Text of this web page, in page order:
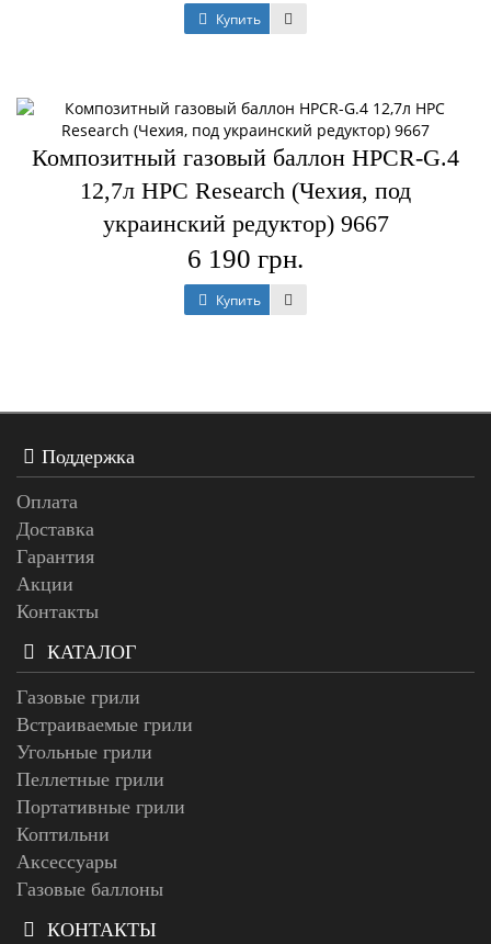
Купить
Композитный газовый баллон HPCR-G.4
12,7л HPC Research (Чехия, под
украинский редуктор) 9667
6 190 грн.
Купить
Поддержка
Оплата
Доставка
Гарантия
Акции
Контакты
КАТАЛОГ
Газовые грили
Встраиваемые грили
Угольные грили
Пеллетные грили
Портативные грили
Коптильни
Аксессуары
Газовые баллоны
КОНТАКТЫ